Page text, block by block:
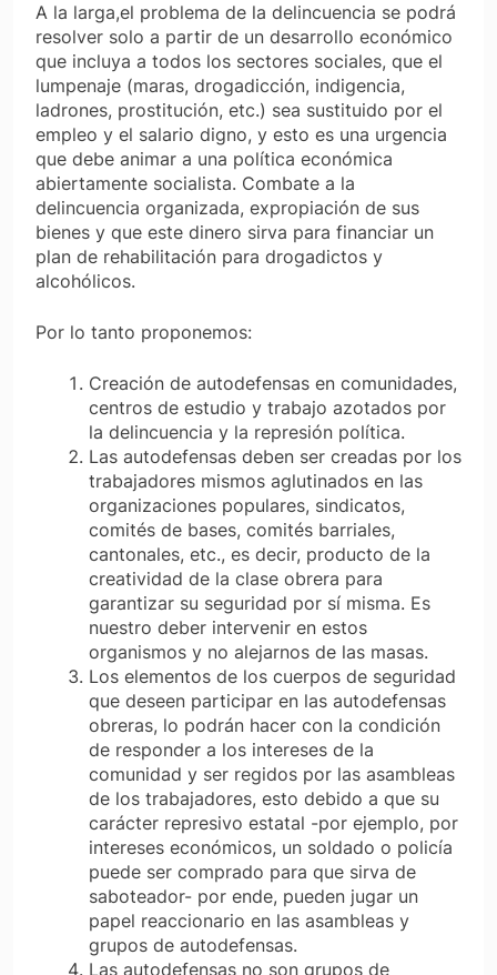
A la larga,el problema de la delincuencia se podrá
resolver solo a partir de un desarrollo económico
que incluya a todos los sectores sociales, que el
lumpenaje (maras, drogadicción, indigencia,
ladrones, prostitución, etc.) sea sustituido por el
empleo y el salario digno, y esto es una urgencia
que debe animar a una política económica
abiertamente socialista. Combate a la
delincuencia organizada, expropiación de sus
bienes y que este dinero sirva para financiar un
plan de rehabilitación para drogadictos y
alcohólicos.
Por lo tanto proponemos:
Creación de autodefensas en comunidades,
centros de estudio y trabajo azotados por
la delincuencia y la represión política.
Las autodefensas deben ser creadas por los
trabajadores mismos aglutinados en las
organizaciones populares, sindicatos,
comités de bases, comités barriales,
cantonales, etc., es decir, producto de la
creatividad de la clase obrera para
garantizar su seguridad por sí misma. Es
nuestro deber intervenir en estos
organismos y no alejarnos de las masas.
Los elementos de los cuerpos de seguridad
que deseen participar en las autodefensas
obreras, lo podrán hacer con la condición
de responder a los intereses de la
comunidad y ser regidos por las asambleas
de los trabajadores, esto debido a que su
carácter represivo estatal -por ejemplo, por
intereses económicos, un soldado o policía
puede ser comprado para que sirva de
saboteador- por ende, pueden jugar un
papel reaccionario en las asambleas y
grupos de autodefensas.
Las autodefensas no son grupos de